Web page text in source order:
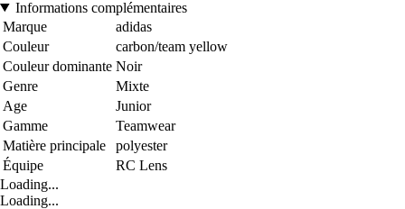
Informations complémentaires
Marque
adidas
Couleur
carbon/team yellow
Couleur dominante Noir
Genre
Mixte
Age
Junior
Gamme
Teamwear
Matière principale
polyester
Équipe
RC Lens
Loading...
Loading...